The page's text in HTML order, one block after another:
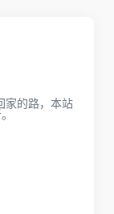
家的路，本站